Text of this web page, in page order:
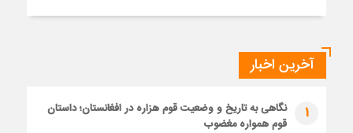
آخرین اخبار
1
نگاهی به تاریخ و وضعیت قوم هزاره در افغانستان؛ داستان
قوم همواره مغضوب